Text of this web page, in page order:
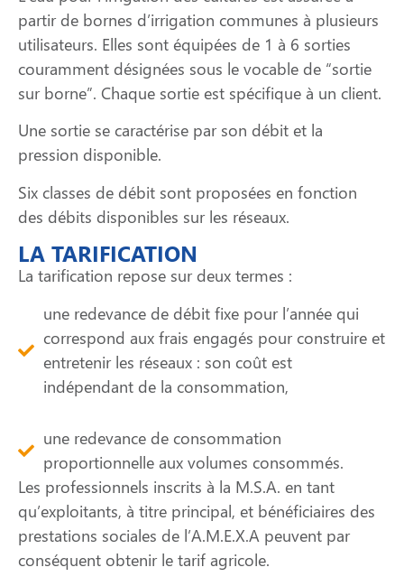
partir de bornes d’irrigation communes à plusieurs
utilisateurs. Elles sont équipées de 1 à 6 sorties
couramment désignées sous le vocable de “sortie
sur borne”. Chaque sortie est spécifique à un client.
Une sortie se caractérise par son débit et la
pression disponible.
Six classes de débit sont proposées en fonction
des débits disponibles sur les réseaux.
LA TARIFICATION
La tarification repose sur deux termes :
une redevance de débit fixe pour l’année qui
correspond aux frais engagés pour construire et
entretenir les réseaux : son coût est
indépendant de la consommation,
une redevance de consommation
proportionnelle aux volumes consommés.
Les professionnels inscrits à la M.S.A. en tant
qu’exploitants, à titre principal, et bénéficiaires des
prestations sociales de l’A.M.E.X.A peuvent par
conséquent obtenir le tarif agricole.